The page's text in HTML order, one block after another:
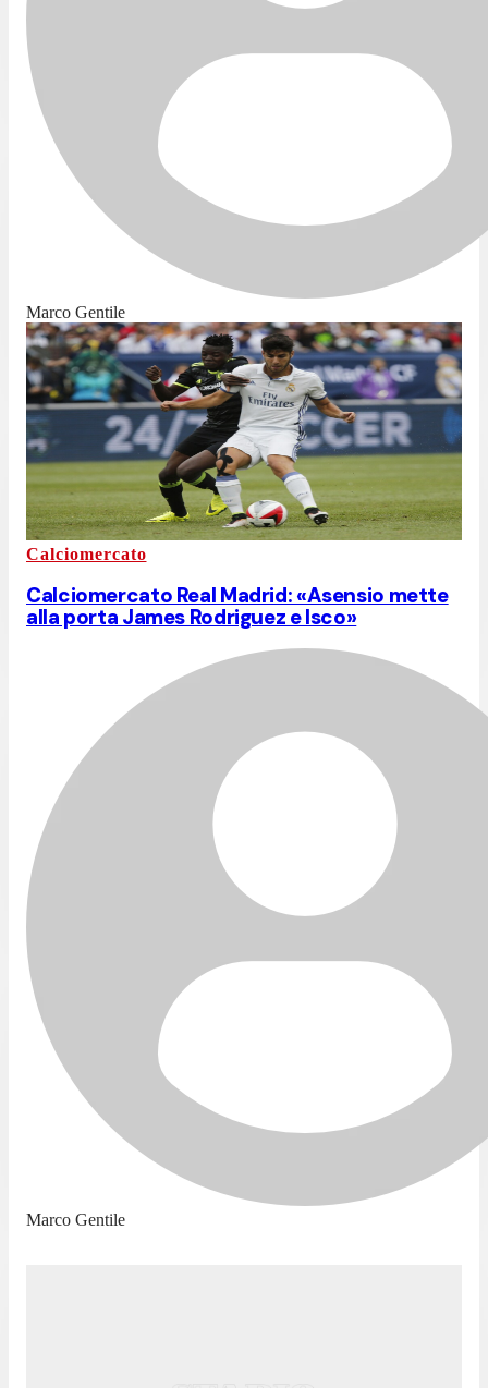
Marco Gentile
Calciomercato
Calciomercato Real Madrid: «Asensio mette
alla porta James Rodriguez e Isco»
Marco Gentile